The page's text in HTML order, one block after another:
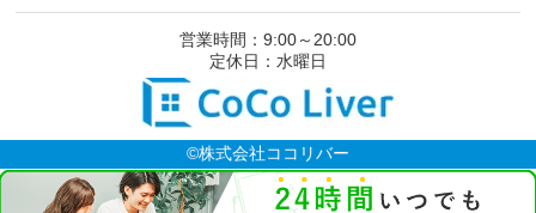
営業時間：9:00～20:00
定休日：水曜日
©株式会社ココリバー